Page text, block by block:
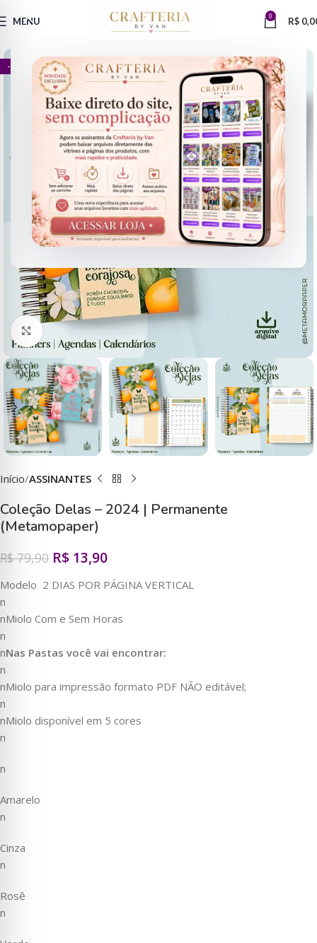
MENU 0 R$
- 83%
Clique para ampliar
Início ASSINANTES
Coleção Delas – 2024 | Permanente
(Metamopaper)
R$79,90 R$ 13,90
Modelo 2 DIAS POR PÁGINA VERTICAL
n
nMiolo Com e Sem Horas
n
nNas Pastas você vai encontrar:
n
nMiolo para impressão formato PDF NÃO editável;
n
nMiolo disponível em 5 cores
n
n
Amarelo
n
Cinza
n
Rosê
n